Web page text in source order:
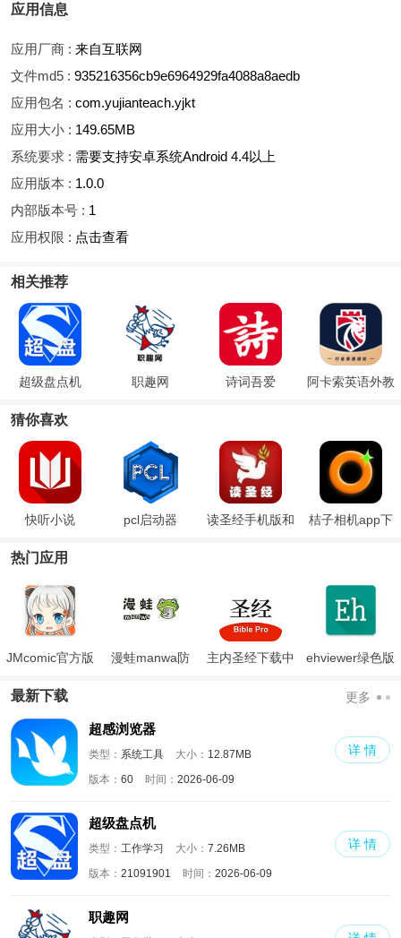
应用信息
应用厂商 : 来自互联网
文件md5 : 935216356cb9e6964929fa4088a8aedb
应用包名 : com.yujianteach.yjkt
应用大小 : 149.65MB
系统要求 : 需要支持安卓系统Android 4.4以上
应用版本 : 1.0.0
内部版本号 : 1
应用权限 : 点击查看
相关推荐
超级盘点机 职趣网 诗词吾爱 阿卡索英语外教
猜你喜欢
快听小说 pcl启动器
读圣经手机版和
桔子相机app下
热门应用
JMcomic官方版
漫蛙manwa防
主内圣经下载中
ehviewer绿色版
最新下载 更多
超感浏览器
类型： 系统工具 大小： 12.87MB
版本： 60 时间： 2026-06-09
详 情
超级盘点机
类型： 工作学习 大小： 7.26MB
版本： 21091901 时间： 2026-06-09
详 情
职趣网